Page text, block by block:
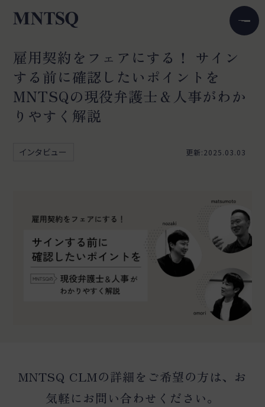
雇用契約をフェアにする！ サイン
する前に確認したいポイントを
MNTSQの現役弁護士＆人事がわか
りやすく解説
インタビュー 更新:2025.03.03
MNTSQ CLMの詳細をご希望の方は、お
気軽にお問い合わせください。